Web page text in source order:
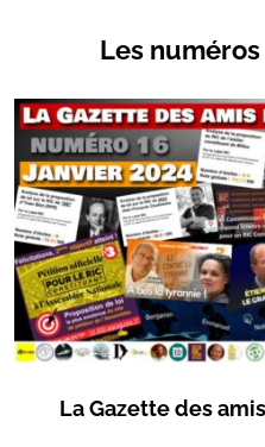
Les
La Gazette des